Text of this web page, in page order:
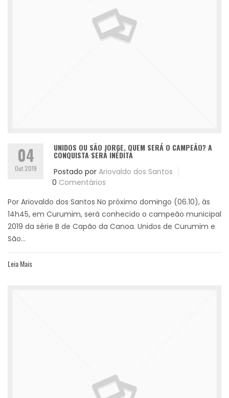
04
Out 2019
UNIDOS OU SÃO JORGE, QUEM SERÁ O CAMPEÃO? A
CONQUISTA SERÁ INÉDITA
Postado por Ariovaldo dos Santos
0 Comentários
Por Ariovaldo dos Santos No próximo domingo (06.10), às
14h45, em Curumim, será conhecido o campeão municipal
2019 da série B de Capão da Canoa. Unidos de Curumim e
São...
Leia Mais